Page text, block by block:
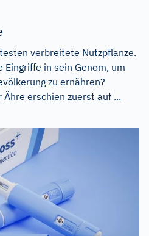
verbreitete Nutzpflanze.
in sein Genom, um
zu ernähren?
Ähre erschien zuerst auf ...